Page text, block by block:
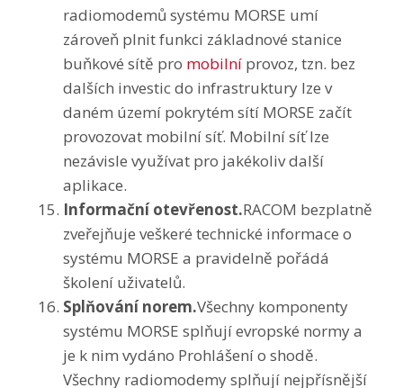
radiomodemů systému MORSE umí
zároveň plnit funkci základnové stanice
buňkové sítě pro mobilní provoz, tzn. bez
dalších investic do infrastruktury lze v
daném území pokrytém sítí MORSE začít
provozovat mobilní síť. Mobilní síť lze
nezávisle využívat pro jakékoliv další
aplikace.
Informační otevřenost.RACOM bezplatně
zveřejňuje veškeré technické informace o
systému MORSE a pravidelně pořádá
školení uživatelů.
Splňování norem.Všechny komponenty
systému MORSE splňují evropské normy a
je k nim vydáno Prohlášení o shodě.
Všechny radiomodemy splňují nejpřísnější